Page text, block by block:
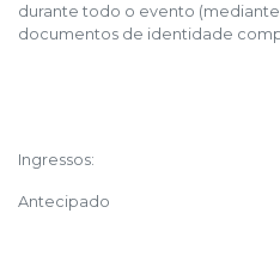
durante todo o evento
documentos de identidade
Ingressos:
Antecipado